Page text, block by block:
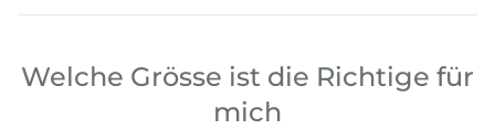
Welche Grösse ist die Richtige für
mich